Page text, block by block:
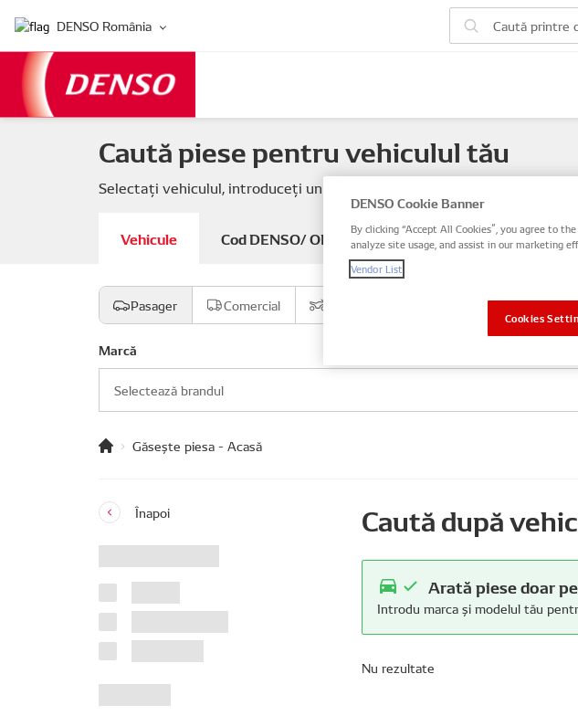
DENSO România
Caută piese pentru vehiculul tău
Selectați vehiculul, introduceți un cod DENSO sau OE sau căutați
Vehicule Cod DENSO/ OE Vin / șasiu
Pasager Comercial
Marcă
Selectează brandul
Găsește piesa - Acasă
Înapoi Caută după
Arată piese doar
Introdu marca și modelul tău
Nu rezultate
DENSO Cookie Banner
By clicking “Accept All Cookies”, you agree to
analyze site usage, and assist in our marketing
Vendor List
Cookies